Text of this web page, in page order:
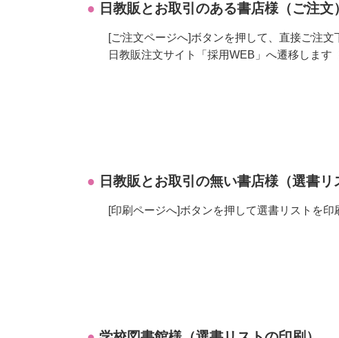
日教販とお取引のある書店様（ご注文）
[ご注文ページへ]ボタンを押して、直接ご注文
日教販注文サイト「採用WEB」へ遷移します
日教販とお取引の無い書店様（選書リ
[印刷ページへ]ボタンを押して選書リストを